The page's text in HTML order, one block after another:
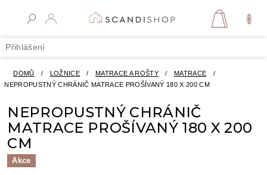
Přihlášení
DOMŮ / LOŽNICE / MATRACE A ROŠTY / MATRACE
/
NEPROPUSTNÝ CHRÁNIČ MATRACE PROŠÍVANÝ 180 X 200 CM
NEPROPUSTNÝ CHRÁNIČ
MATRACE PROŠÍVANÝ 180 X 200
CM
Akce